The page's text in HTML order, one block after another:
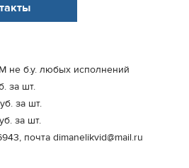
не б.у. любых исполнений
за шт.
за шт.
за шт.
почта dimanelikvid@mail.ru